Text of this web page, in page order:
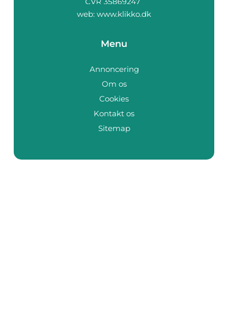
web: www.klikko.dk
Menu
Annoncering
Om os
Cookies
Kontakt os
Sitemap